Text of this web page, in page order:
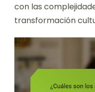
con las
transformación